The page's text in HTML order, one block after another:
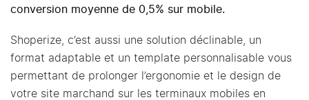
conversion moyenne de 0,5% sur mobile.
Shoperize, c’est aussi une solution déclinable, un
format adaptable et un template personnalisable vous
permettant de prolonger l’ergonomie et le design de
votre site marchand sur les terminaux mobiles en